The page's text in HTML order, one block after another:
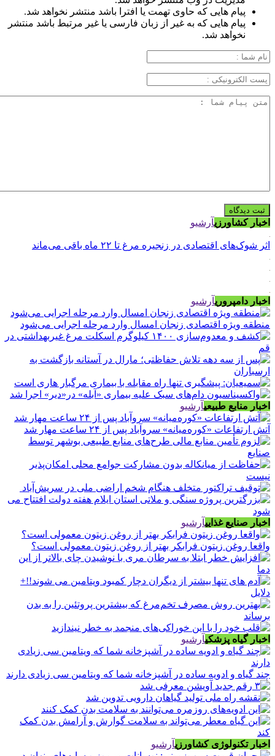
پیام هایی که حاوی تهمت یا افترا باشد منتشر نخواهد شد.
پیام هایی که به غیر از زبان فارسی یا غیر مرتبط باشد منتشر
نخواهد شد.
اخبار کشاورزیآرشیو
اثر شوک‌های اقتصادی در زنجیره مرغ تا ۲۲ ماه باقی می‌ماند
اخبار دامپروریآرشیو
منطقه ویژه اقتصادی زنجان امسال وارد مرحله اجرایی می‌شود
اخبار منابع طبیعیآرشیو
آتش ارتفاعات «کوره‌میانه» سروآباد پس از ۲۴ ساعت مهار شد
اخبار صنایع غذاییآرشیو
واقعا روغن زیتون فرابکر بهتر از روغن زیتون معمولی است؟
اخبار گیاه پزشکیآرشیو
چند گیاه و ادویه ساده در آشپزخانه شما که ویتامین سی زیادی دارند
اخبار تکنولوژی کشاورزیآرشیو